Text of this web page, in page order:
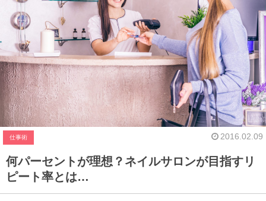
仕事術 2016.02.09
何パーセントが理想？ネイルサロンが目指すリ
ピート率とは…